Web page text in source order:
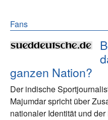
Fans
ganzen Nation?
Der indische
Majumdar spricht über
nationaler Identität und